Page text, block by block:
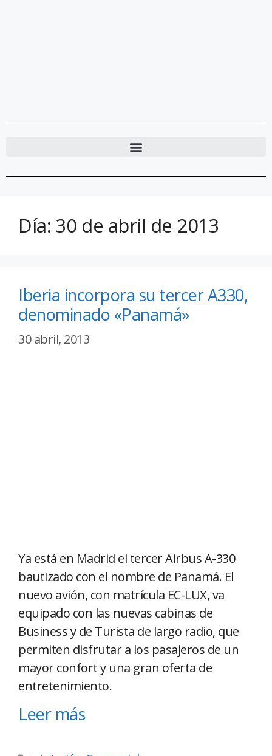
Día: 30 de abril de 2013
Iberia incorpora su tercer A330,
denominado «Panamá»
30 abril, 2013
Ya está en Madrid el tercer Airbus A-330
bautizado con el nombre de Panamá. El
nuevo avión, con matrícula EC-LUX, va
equipado con las nuevas cabinas de
Business y de Turista de largo radio, que
permiten disfrutar a los pasajeros de un
mayor confort y una gran oferta de
entretenimiento.
Leer más